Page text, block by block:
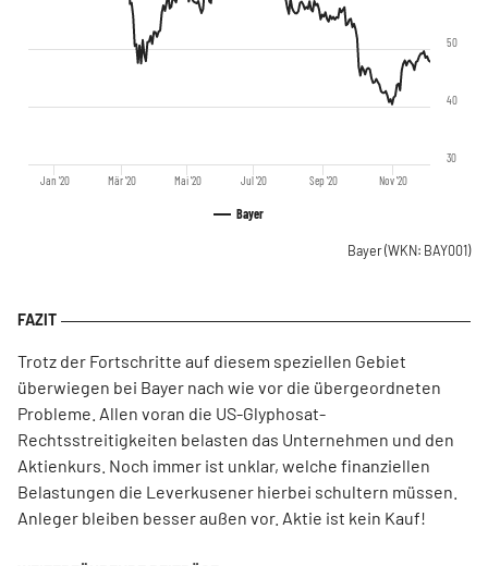
Bayer
Jan '20 Mär '20 Mai '20 Jul '20 Sep '20 Nov '20
30
40
50
Bayer(WKN: BAY001)
Trotz der Fortschritte auf diesem speziellen Gebiet
überwiegen bei Bayer nach wie vor die übergeordneten
Probleme. Allen voran die US-Glyphosat-
Rechtsstreitigkeiten belasten das Unternehmen und den
Aktienkurs. Noch immer ist unklar, welche finanziellen
Belastungen die Leverkusener hierbei schultern müssen.
Anleger bleiben besser außen vor. Aktie ist kein Kauf!